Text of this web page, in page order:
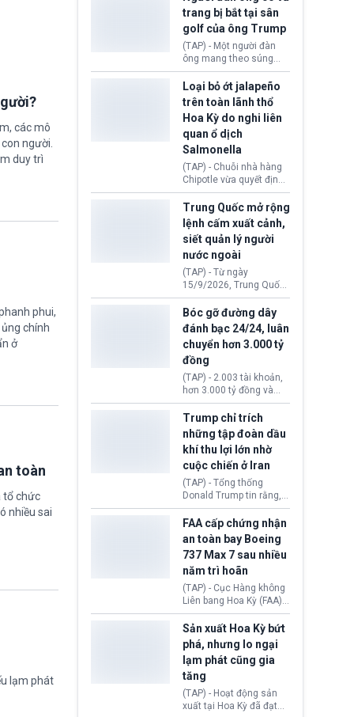
các mô
người.
duy trì
phui,
chính
ở
toàn
tổ chức
nhiều sai
lạm phát
có thể làm nghẽn công
tác cứu trợ; dẫn đến hệ
thống ứng phó khẩn cấp
quốc gia quá tải.
Bộ Tư pháp Hoa Kỳ
(DOJ) sau thời gian dài
ông giữ chức quyền Bộ
trưởng. Mặc dù vậy,
nhiều chính trị gia đảng
Cộng hoà (GOP) vẫn tỏ
ra hoài nghi, thậm chí
tuyên bố sẽ lên tiếng
phản đối khi đề cử này
được đưa ra toàn thể bỏ
phiếu.
trang bị bắt tại sân
golf của ông Trump
(TAP) - Một người đàn
ông mang theo súng
ngắn vừa bị bắt khi đang
chụp ảnh, quay video tại
sân golf Trump National
Golf Club (Quận Los
Angeles, bang
California). Vụ việc xảy
ra ngay trước lúc Tổng
thống Donald Trump tới
thăm địa điểm này.
Loại bỏ ớt jalapeño
trên toàn lãnh thổ
Hoa Kỳ do nghi liên
quan ổ dịch
Salmonella
(TAP) - Chuỗi nhà hàng
Chipotle vừa quyết định
loại bỏ tất cả ớt jalapeño
khỏi những cửa hàng
trên toàn lãnh thổ Hoa
Kỳ. Nguyên nhân do cơ
quan y tế nghi ngờ
nguyên liệu liên quan
đến ổ dịch Salmonella
khiến ít nhất 110 người
mắc bệnh tại bang
Minnesota.
Trung Quốc mở rộng
lệnh cấm xuất cảnh,
siết quản lý người
nước ngoài
(TAP) - Từ ngày
15/9/2026, Trung Quốc
áp dụng quy định mới về
quản lý xuất nhập cảnh.
Một hành vi vi phạm giấy
tờ, xuất nhập cảnh trái
phép hay liên quan kiểm
soát công nghệ có thể
khiến công dân Trung
Quốc đối mặt lệnh cấm
xuất cảnh kéo dài tới 3
năm. Trong khi đó, người
nước ngoài sử dụng giấy
tờ giả có nguy cơ bị từ
chối nhập cảnh hoặc
cấm vào Trung Quốc tới
5 năm.
Bóc gỡ đường dây
đánh bạc 24/24, luân
chuyển hơn 3.000 tỷ
đồng
(TAP) - 2.003 tài khoản,
hơn 3.000 tỷ đồng và
một đường dây đánh
bạc xuyên quốc gia vận
hành 24/24 giờ vừa bị
Công an TP. Hải Phòng
(Việt Nam) bóc gỡ.
Trump chỉ trích
những tập đoàn dầu
khí thu lợi lớn nhờ
cuộc chiến ở Iran
(TAP) - Tổng thống
Donald Trump tin rằng, 2
tập đoàn dầu khí
ExxonMobil và Chevron
đã thu về lợi nhuận quá
lớn nhờ giá dầu tăng
mạnh suốt thời gian Hoa
Kỳ xảy ra xung đột ở
Iran. Trên cơ sở đó, lãnh
đạo Nhà Trắng kêu gọi
các doanh nghiệp cần
giảm giá bán cho người
tiêu dùng.
FAA cấp chứng nhận
an toàn bay Boeing
737 Max 7 sau nhiều
năm trì hoãn
(TAP) - Cục Hàng không
Liên bang Hoa Kỳ (FAA)
vừa chính thức cấp
chứng nhận an toàn bay
cho Boeing 737 Max 7,
mẫu máy bay nhỏ nhất
trong dòng 737 Max
thuộc Boeing
Commercial Airplanes
(Boeing). Động thái này
chính thức khép lại gần
Sản xuất Hoa Kỳ bứt
phá, nhưng lo ngại
lạm phát cũng gia
tăng
(TAP) - Hoạt động sản
xuất tại Hoa Kỳ đã đạt